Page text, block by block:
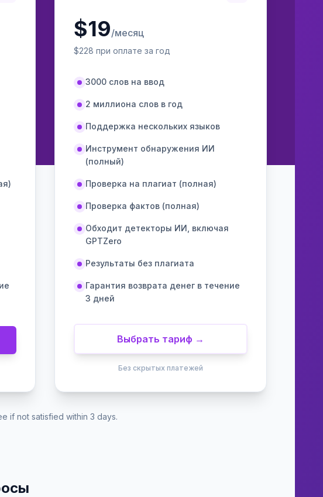
$19/месяц
$228 при оплате за год
3000 слов на ввод
2 миллиона слов в год
Поддержка нескольких языков
Инструмент обнаружения ИИ
(полный)
Проверка на плагиат (полная)
Проверка фактов (полная)
Обходит детекторы ИИ, включая
GPTZero
Результаты без плагиата
Гарантия возврата денег в течение
3 дней
Выбрать тариф →
Без скрытых платежей
if not satisfied within 3 days.